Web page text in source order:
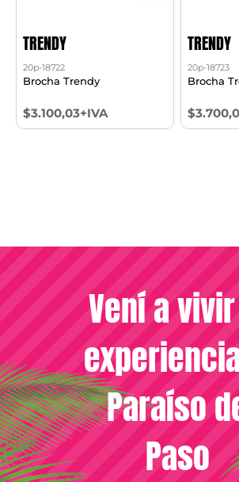
TRENDY
20p-18722
Brocha Trendy
$3.100,03+IVA
TRENDY
20p-18723
Brocha
Vení a
Paraíso
Paso